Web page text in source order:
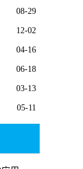
08-29
12-02
04-16
06-18
03-13
05-11